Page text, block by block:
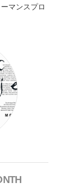
マンスプロ